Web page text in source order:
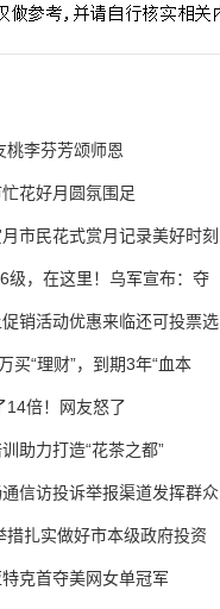
桃李芬芳颂师恩
花好月圆氛围足
市民花式赏月记录美好时刻
级，在这里！乌军宣布：夺
销活动优惠来临还可投票选
买“理财”，到期3年“血本
14倍！网友怒了
助力打造“花茶之都”
信访投诉举报渠道发挥群众
措扎实做好市本级政府投资
克首夺美网女单冠军